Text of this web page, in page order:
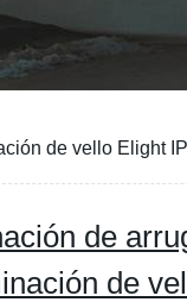
de vello Elight
de
de